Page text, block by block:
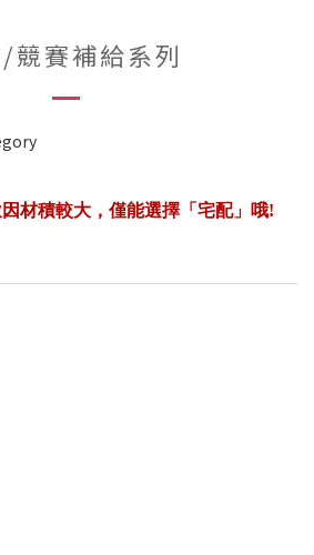
競賽補給系列
材積較大，僅能選擇「宅配」哦!